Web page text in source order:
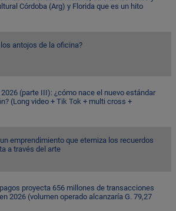
Córdoba (Arg) y Florida que es un hito
antojos de la oficina?
(parte III): ¿cómo nace el nuevo estándar
(Long video + Tik Tok + multi cross +
emprendimiento que eterniza los recuerdos
a través del arte
proyecta 656 millones de transacciones
2026 (volumen operado alcanzaría G. 79,27